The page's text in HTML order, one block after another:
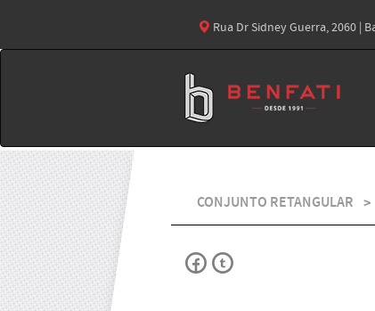
Rua Dr Sidney Guerra, 2060 |
CONJUNTO RETANGULAR